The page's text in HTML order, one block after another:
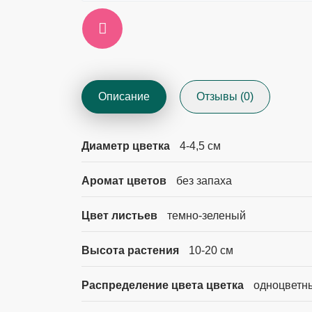
Описание Отзывы (0)
Диаметр цветка 4-4,5 см
Аромат цветов без запаха
Цвет листьев темно-зеленый
Высота растения 10-20 см
Распределение цвета цветка